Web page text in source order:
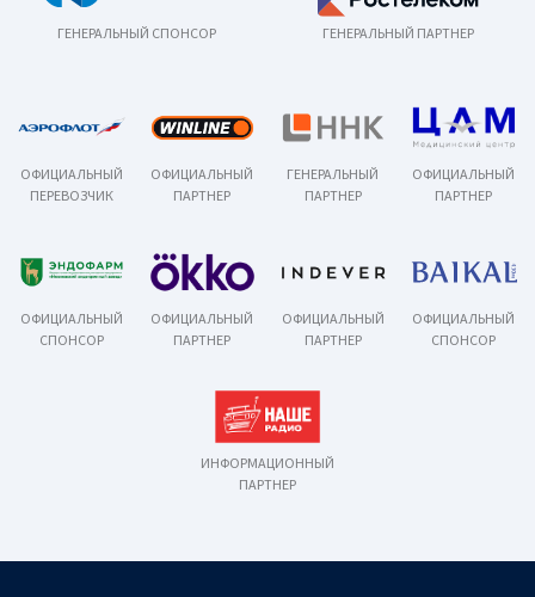
ГЕНЕРАЛЬНЫЙ СПОНСОР ГЕНЕРАЛЬНЫЙ ПАРТНЕР
ОФИЦИАЛЬНЫЙ
ПЕРЕВОЗЧИК
ОФИЦИАЛЬНЫЙ
ПАРТНЕР
ГЕНЕРАЛЬНЫЙ
ПАРТНЕР
ОФИЦИАЛЬНЫЙ
ПАРТНЕР
ОФИЦИАЛЬНЫЙ
СПОНСОР
ОФИЦИАЛЬНЫЙ
ПАРТНЕР
ОФИЦИАЛЬНЫЙ
ПАРТНЕР
ОФИЦИАЛЬНЫЙ
СПОНСОР
ИНФОРМАЦИОННЫЙ
ПАРТНЕР